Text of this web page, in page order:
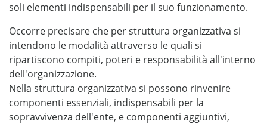
soli elementi indispensabili per il suo funzionamento.
Occorre precisare che per struttura organizzativa si
intendono le modalità attraverso le quali si
ripartiscono compiti, poteri e responsabilità all'interno
dell'organizzazione.
Nella struttura organizzativa si possono rinvenire
componenti essenziali, indispensabili per la
sopravvivenza dell'ente, e componenti aggiuntivi,